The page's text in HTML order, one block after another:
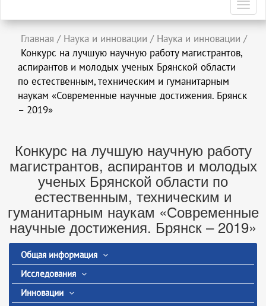
Главная / Наука и инновации / Наука и инновации /
Конкурс на лучшую научную работу магистрантов,
аспирантов и молодых ученых Брянской области
по естественным, техническим и гуманитарным
наукам «Современные научные достижения. Брянск
– 2019»
Конкурс на лучшую научную работу
магистрантов, аспирантов и молодых
ученых Брянской области по
естественным, техническим и
гуманитарным наукам «Современные
научные достижения. Брянск – 2019»
Общая информация
Исследования
Инновации